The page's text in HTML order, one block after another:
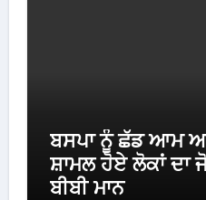
ਬਸਪਾ ਨੂੰ ਛੱਡ ਆਮ
ਸ਼ਾਮਲ ਹੋਏ ਲੋਕਾਂ ਦਾ
ਬੀਬੀ ਮਾਨ